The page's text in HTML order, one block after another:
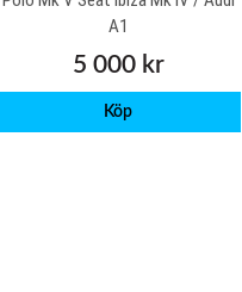
A1
5 000 kr
Köp